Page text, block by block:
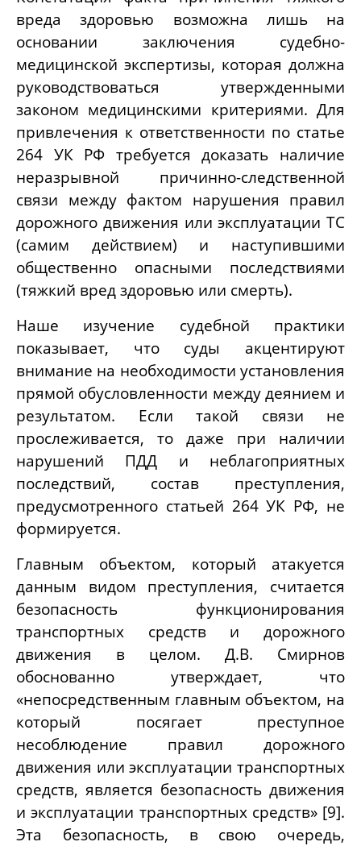
вреда здоровью возможна лишь на
основании заключения судебно-
медицинской экспертизы, которая должна
руководствоваться утвержденными
законом медицинскими критериями. Для
привлечения к ответственности по статье
264 УК РФ требуется доказать наличие
неразрывной причинно-следственной
связи между фактом нарушения правил
дорожного движения или эксплуатации ТС
(самим действием) и наступившими
общественно опасными последствиями
(тяжкий вред здоровью или смерть).
Наше изучение судебной практики
показывает, что суды акцентируют
внимание на необходимости установления
прямой обусловленности между деянием и
результатом. Если такой связи не
прослеживается, то даже при наличии
нарушений ПДД и неблагоприятных
последствий, состав преступления,
предусмотренного статьей 264 УК РФ, не
формируется.
Главным объектом, который атакуется
данным видом преступления, считается
безопасность функционирования
транспортных средств и дорожного
движения в целом. Д.В. Смирнов
обоснованно утверждает, что
«непосредственным главным объектом, на
который посягает преступное
несоблюдение правил дорожного
движения или эксплуатации транспортных
средств, является безопасность движения
и эксплуатации транспортных средств» [9].
Эта безопасность, в свою очередь,